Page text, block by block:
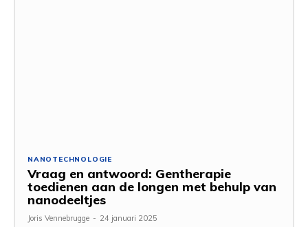
NANOTECHNOLOGIE
Vraag en antwoord: Gentherapie
toedienen aan de longen met behulp van
nanodeeltjes
Joris Vennebrugge - 24 januari 2025